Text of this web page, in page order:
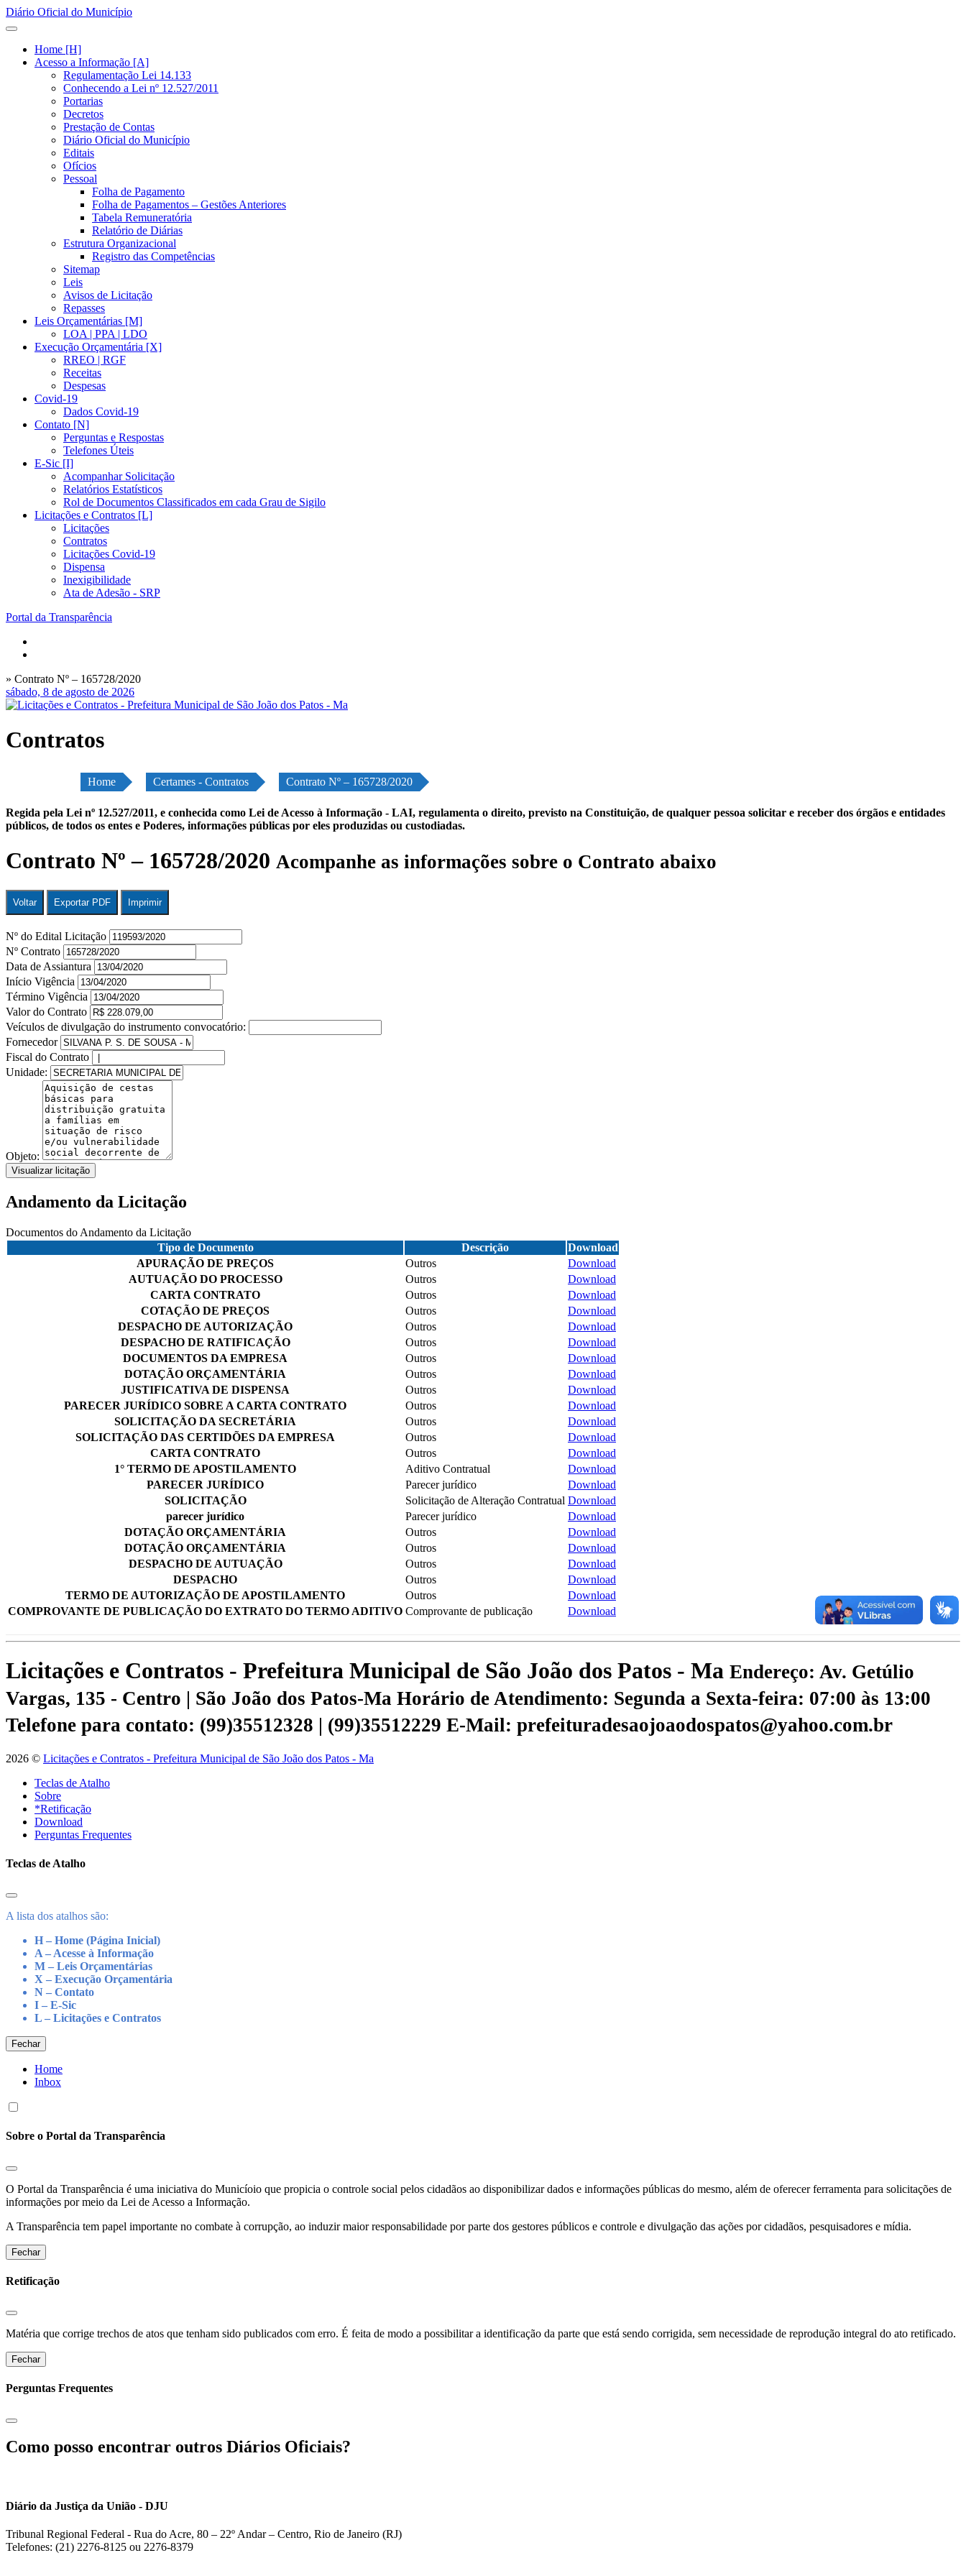
Diário Oficial do Município
Home [H]
Acesso a Informação [A]
Regulamentação Lei 14.133
Conhecendo a Lei nº 12.527/2011
Portarias
Decretos
Prestação de Contas
Diário Oficial do Município
Editais
Ofícios
Pessoal
Folha de Pagamento
Folha de Pagamentos – Gestões Anteriores
Tabela Remuneratória
Relatório de Diárias
Estrutura Organizacional
Registro das Competências
Sitemap
Leis
Avisos de Licitação
Repasses
Leis Orçamentárias [M]
LOA | PPA | LDO
Execução Orçamentária [X]
RREO | RGF
Receitas
Despesas
Covid-19
Dados Covid-19
Contato [N]
Perguntas e Respostas
Telefones Úteis
E-Sic [I]
Acompanhar Solicitação
Relatórios Estatísticos
Rol de Documentos Classificados em cada Grau de Sigilo
Licitações e Contratos [L]
Licitações
Contratos
Licitações Covid-19
Dispensa
Inexigibilidade
Ata de Adesão - SRP
Portal da Transparência
» Contrato Nº – 165728/2020
sábado, 8 de agosto de 2026
Contratos
Home Certames - Contratos Contrato Nº – 165728/2020
Regida pela Lei nº 12.527/2011, e conhecida como Lei de Acesso à Informação - LAI, regulamenta o direito, previsto na Constituição, de qualquer pessoa solicitar e receber dos órgãos e entidades
públicos, de todos os entes e Poderes, informações públicas por eles produzidas ou custodiadas.
Contrato Nº – 165728/2020 Acompanhe as informações sobre o Contrato abaixo
Voltar Exportar PDF Imprimir
Nº do Edital Licitação
Nº Contrato
Data de Assiantura
Início Vigência
Término Vigência
Valor do Contrato
Veículos de divulgação do instrumento convocatório:
Fornecedor
Fiscal do Contrato
Unidade:
Objeto:
Visualizar licitação
Andamento da Licitação
Documentos do Andamento da Licitação
Tipo de Documento
Descrição
Download
APURAÇÃO DE PREÇOS
Outros
Download
AUTUAÇÃO DO PROCESSO
Outros
Download
CARTA CONTRATO
Outros
Download
COTAÇÃO DE PREÇOS
Outros
Download
DESPACHO DE AUTORIZAÇÃO
Outros
Download
DESPACHO DE RATIFICAÇÃO
Outros
Download
DOCUMENTOS DA EMPRESA
Outros
Download
DOTAÇÃO ORÇAMENTÁRIA
Outros
Download
JUSTIFICATIVA DE DISPENSA
Outros
Download
PARECER JURÍDICO SOBRE A CARTA CONTRATO
Outros
Download
SOLICITAÇÃO DA SECRETÁRIA
Outros
Download
SOLICITAÇÃO DAS CERTIDÕES DA EMPRESA
Outros
Download
CARTA CONTRATO
Outros
Download
1° TERMO DE APOSTILAMENTO
Aditivo Contratual
Download
PARECER JURÍDICO
Parecer jurídico
Download
SOLICITAÇÃO
Solicitação de Alteração Contratual Download
parecer jurídico
Parecer jurídico
Download
DOTAÇÃO ORÇAMENTÁRIA
Outros
Download
DOTAÇÃO ORÇAMENTÁRIA
Outros
Download
DESPACHO DE AUTUAÇÃO
Outros
Download
DESPACHO
Outros
Download
TERMO DE AUTORIZAÇÃO DE APOSTILAMENTO
Outros
Download
COMPROVANTE DE PUBLICAÇÃO DO EXTRATO DO TERMO ADITIVO Comprovante de publicação Download
Licitações e Contratos - Prefeitura Municipal de São João dos Patos - Ma Endereço: Av. Getúlio
Vargas, 135 - Centro | São João dos Patos-Ma Horário de Atendimento: Segunda a Sexta-feira: 07:00 às 13:00
Telefone para contato: (99)35512328 | (99)35512229 E-Mail: prefeituradesaojoaodospatos@yahoo.com.br
2026 © Licitações e Contratos - Prefeitura Municipal de São João dos Patos - Ma
Teclas de Atalho
Sobre
*Retificação
Download
Perguntas Frequentes
Teclas de Atalho
A lista dos atalhos são:
H – Home (Página Inicial)
A – Acesse à Informação
M – Leis Orçamentárias
X – Execução Orçamentária
N – Contato
I – E-Sic
L – Licitações e Contratos
Fechar
Home
Inbox
Sobre o Portal da Transparência
O Portal da Transparência é uma iniciativa do Municíoio que propicia o controle social pelos cidadãos ao disponibilizar dados e informações públicas do mesmo, além de oferecer ferramenta para solicitações de
informações por meio da Lei de Acesso a Informação.
A Transparência tem papel importante no combate à corrupção, ao induzir maior responsabilidade por parte dos gestores públicos e controle e divulgação das ações por cidadãos, pesquisadores e mídia.
Fechar
Retificação
Matéria que corrige trechos de atos que tenham sido publicados com erro. É feita de modo a possibilitar a identificação da parte que está sendo corrigida, sem necessidade de reprodução integral do ato retificado.
Fechar
Perguntas Frequentes
Como posso encontrar outros Diários Oficiais?
Diário da Justiça da União - DJU
Tribunal Regional Federal - Rua do Acre, 80 – 22º Andar – Centro, Rio de Janeiro (RJ)
Telefones: (21) 2276-8125 ou 2276-8379